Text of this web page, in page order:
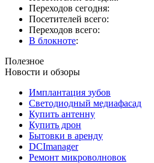
Переходов сегодня:
Посетителей всего:
Переходов всего:
В блокноте:
Полезное
Новости и обзоры
Имплантация зубов
Светодиодный медиафасад
Купить антенну
Купить дрон
Бытовки в аренду
DCImanager
Ремонт микроволновок